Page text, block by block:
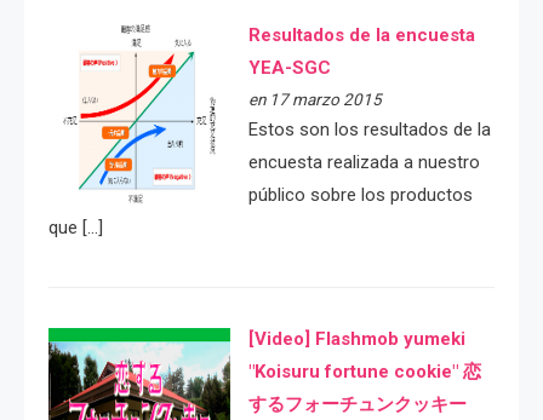
Resultados de la encuesta
YEA-SGC
en 17 marzo 2015
Estos son los resultados de la
encuesta realizada a nuestro
público sobre los productos
que […]
[Video] Flashmob yumeki
"Koisuru fortune cookie" 恋
するフォーチュンクッキー